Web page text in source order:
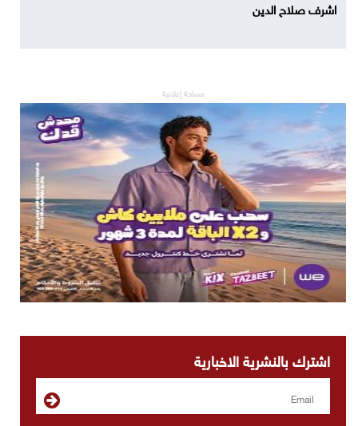
اشرف صلاح الدين
مساحة إعلانية
اشترك بالنشرية الاخبارية